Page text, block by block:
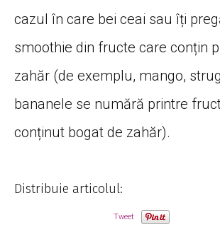
cazul în care bei ceai sau îți
smoothie din fructe care conțin
zahăr (de exemplu, mango,
bananele se numără printre
conținut bogat de zahăr).
Distribuie articolul:
Tweet